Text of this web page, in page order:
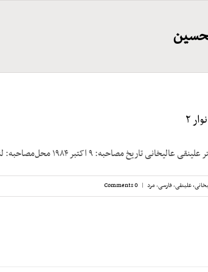
۲
تاریخ مصاحبه: ۹ اکتبر ۱۹۸۴ محل‌مصاحبه: لندن ـ [...]
علینقی,فارسی,مرد |
0 Comments